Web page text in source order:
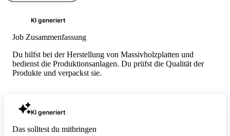
KI generiert
Job Zusammenfassung
Du hilfst bei der Herstellung von Massivholzplatten und
bedienst die Produktionsanlagen. Du prüfst die Qualität der
Produkte und verpackst sie.
KI generiert
Das solltest du mitbringen